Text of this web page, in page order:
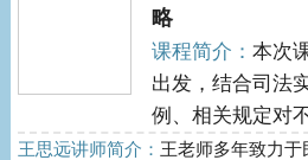
略
课程简介：本次
出发，结合司法
例、相关规定对
王思远讲师简介： 王老师多年致力